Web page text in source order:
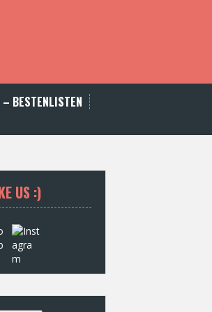
BESTENLISTEN
US :)